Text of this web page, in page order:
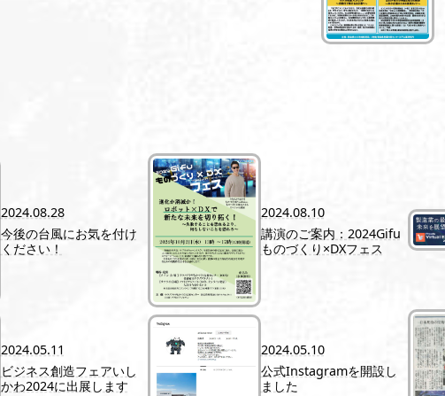
2024.08.28
今後の台風にお気を付け
ください！
2024.08.10
講演のご案内：2024Gifu
ものづくり×DXフェス
2024.05.11
ビジネス創造フェアいし
かわ2024に出展します
2024.05.10
公式Instagramを開設し
ました